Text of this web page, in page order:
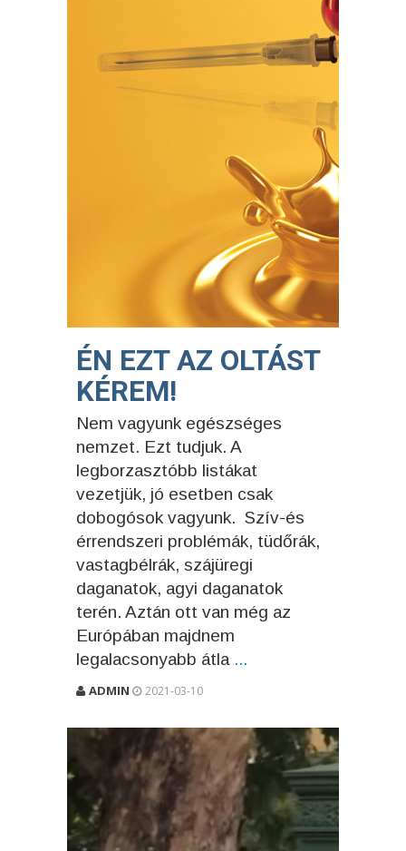
ÉN EZT AZ OLTÁST
KÉREM!
Nem vagyunk egészséges
nemzet. Ezt tudjuk. A
legborzasztóbb listákat
vezetjük, jó esetben csak
dobogósok vagyunk. Szív-és
érrendszeri problémák, tüdőrák,
vastagbélrák, szájüregi
daganatok, agyi daganatok
terén. Aztán ott van még az
Európában majdnem
legalacsonyabb átla ...
ADMIN 2021-03-10